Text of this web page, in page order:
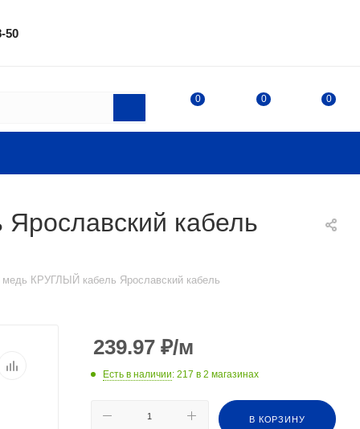
50
0 0 0
кабель
медь КРУГЛЫЙ кабель Ярославский кабель
239.97 ₽/м
Есть в наличии: 217 в 2 магазинах
В КОРЗИНУ